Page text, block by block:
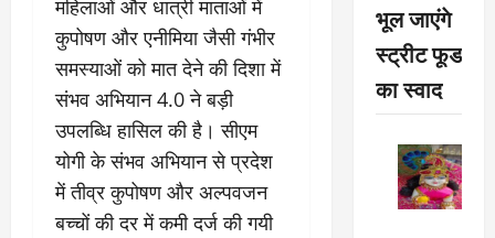
महिलाओं और धात्री माताओं में
कुपोषण और एनीमिया जैसी गंभीर
समस्याओं को मात देने की दिशा में
संभव अभियान 4.0 ने बड़ी
उपलब्धि हासिल की है। सीएम
योगी के संभव अभियान से प्रदेश
में तीव्र कुपोषण और अल्पवजन
बच्चों की दर में कमी दर्ज की गयी
भूल जाएंगे
स्ट्रीट फूड
का स्वाद